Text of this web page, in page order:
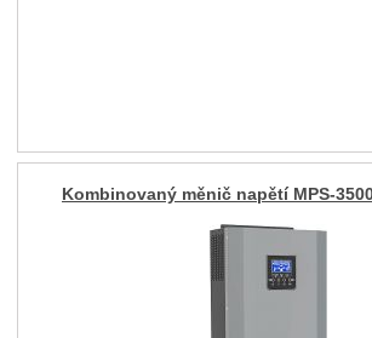
Kombinovaný měnič napětí MPS-